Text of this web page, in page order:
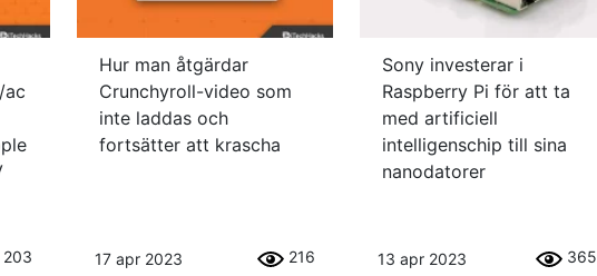
ac
203
Hur man åtgärdar
Crunchyroll-video som
inte laddas och
fortsätter att krascha
17 apr 2023 216
Sony investerar i
Raspberry Pi för att ta
med artificiell
intelligenschip till sina
nanodatorer
13 apr 2023 365